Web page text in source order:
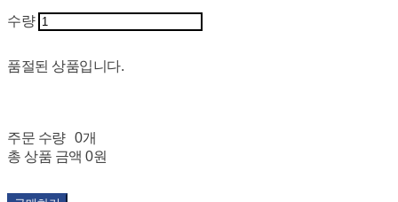
수량
품절된 상품입니다.
주문 수량
0개
총 상품 금액 0원